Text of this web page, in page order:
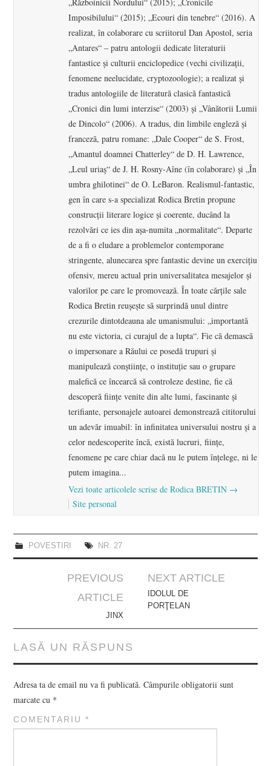
Imposibilului“ (2015); „Ecouri din tenebre“ (2016). A
realizat, în colaborare cu scriitorul Dan Apostol, seria
„Antares“ – patru antologii dedicate literaturii
fantastice şi culturii enciclopedice (vechi civilizaţii,
fenomene neelucidate, cryptozoologie); a realizat şi
tradus antologiile de literatură clasică fantastică
„Cronici din lumi interzise“ (2003) şi „Vânătorii Lumii
de Dincolo“ (2006). A tradus, din limbile engleză şi
franceză, patru romane: „Dale Cooper“ de S. Frost,
„Amantul doamnei Chatterley“ de D. H. Lawrence,
„Leul uriaş“ de J. H. Rosny-Aîne (în colaborare) şi „În
umbra ghilotinei“ de O. LeBaron. Realismul-fantastic,
gen în care s-a specializat Rodica Bretin propune
construcţii literare logice şi coerente, ducând la
rezolvări ce ies din aşa-numita „normalitate“. Departe
de a fi o eludare a problemelor contemporane
stringente, alunecarea spre fantastic devine un exerciţiu
ofensiv, mereu actual prin universalitatea mesajelor şi
valorilor pe care le promovează. În toate cărţile sale
Rodica Bretin reuşeşte să surprindă unul dintre
crezurile dintotdeauna ale umanismului: „importantă
nu este victoria, ci curajul de a lupta“. Fie că demască
o impersonare a Răului ce posedă trupuri şi
manipulează conştiinţe, o instituţie sau o grupare
malefică ce încearcă să controleze destine, fie că
descoperă fiinţe venite din alte lumi, fascinante şi
terifiante, personajele autoarei demonstrează cititorului
un adevăr imuabil: în infinitatea universului nostru şi a
celor nedescoperite încă, există lucruri, fiinţe,
fenomene pe care chiar dacă nu le putem înţelege, ni le
putem imagina...
Vezi toate articolele scrise de Rodica BRETIN →
Site personal
POVESTIRI NR. 27
navigation
PREVIOUS
ARTICLE
JINX
NEXT ARTICLE
IDOLUL DE
PORŢELAN
LASĂ UN RĂSPUNS
Adresa ta de email nu va fi publicată. Câmpurile obligatorii sunt
marcate cu *
COMENTARIU*